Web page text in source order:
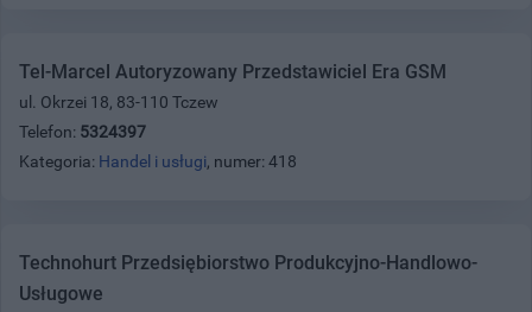
Tel-Marcel Autoryzowany Przedstawiciel Era GSM
ul. Okrzei 18, 83-110 Tczew
Telefon: 5324397
Kategoria: Handel i usługi, numer: 418
Technohurt Przedsiębiorstwo Produkcyjno-Handlowo-
Usługowe